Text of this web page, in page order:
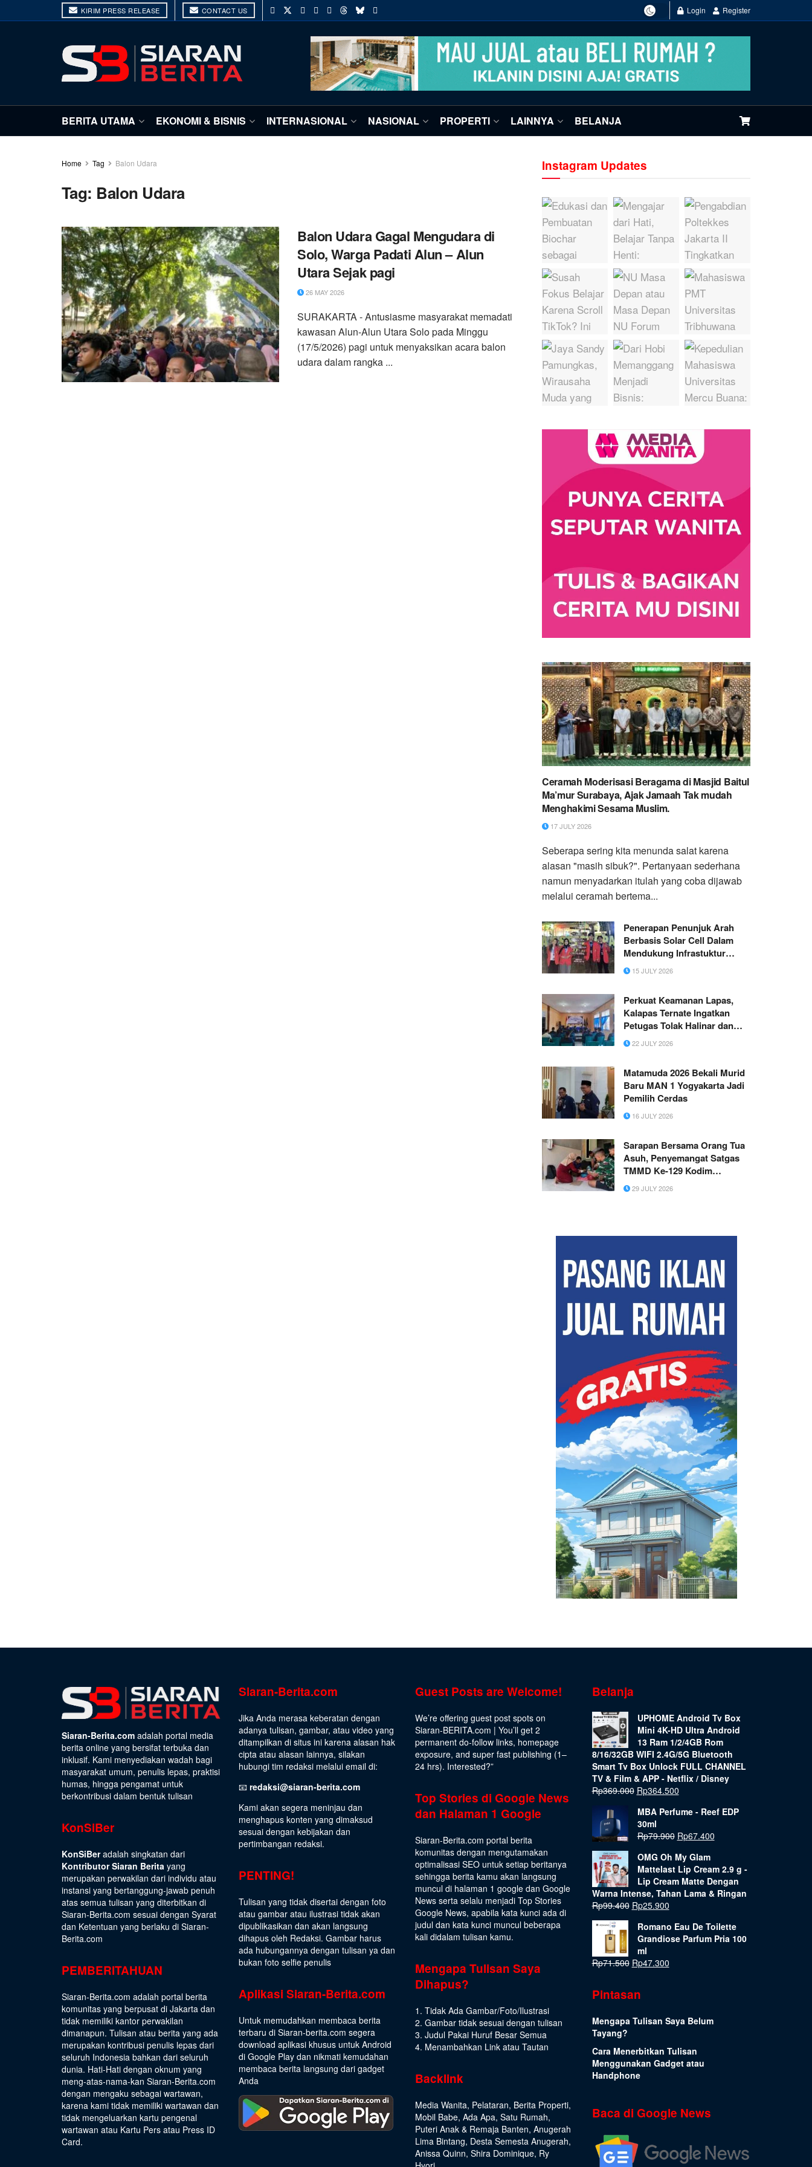
KIRIM PRESS RELEASE CONTACT US Login Register
BERITA UTAMA EKONOMI & BISNIS INTERNASIONAL NASIONAL PROPERTI LAINNYA BELANJA
Home Tag Balon Udara
Tag: Balon Udara
Balon Udara Gagal Mengudara di
Solo, Warga Padati Alun – Alun
Utara Sejak pagi
26 MAY 2026
SURAKARTA - Antusiasme masyarakat memadati
kawasan Alun-Alun Utara Solo pada Minggu
(17/5/2026) pagi untuk menyaksikan acara balon
udara dalam rangka ...
Instagram Updates
Ceramah Moderisasi Beragama di Masjid Baitul
Ma’mur Surabaya, Ajak Jamaah Tak mudah
Menghakimi Sesama Muslim.
17 JULY 2026
Seberapa sering kita menunda salat karena
alasan "masih sibuk?". Pertanyaan sederhana
namun menyadarkan itulah yang coba dijawab
melalui ceramah bertema...
Penerapan Penunjuk Arah
Berbasis Solar Cell Dalam
Mendukung Infrastuktur
Informasi Desa Asempapak,
Kecamatan Sidayu,
15 JULY 2026
Perkuat Keamanan Lapas,
Kalapas Ternate Ingatkan
Petugas Tolak Halinar dan
Jaga Profesionalisme
22 JULY 2026
Matamuda 2026 Bekali Murid
Baru MAN 1 Yogyakarta Jadi
Pemilih Cerdas
16 JULY 2026
Sarapan Bersama Orang Tua
Asuh, Penyemangat Satgas
TMMD Ke-129 Kodim
0601/Pandeglang
29 JULY 2026
Siaran-Berita.com adalah portal media
berita online yang bersifat terbuka dan
inklusif. Kami menyediakan wadah bagi
masyarakat umum, penulis lepas, praktisi
humas, hingga pengamat untuk
berkontribusi dalam bentuk tulisan
KonSiBer
KonSiBeradalah singkatan dari
Kontributor Siaran Berita yang
merupakan perwakilan dari individu atau
instansi yang bertanggung-jawab penuh
atas semua tulisan yang diterbitkan di
Siaran-Berita.com sesuai dengan Syarat
dan Ketentuan yang berlaku di Siaran-
Berita.com
PEMBERITAHUAN
Siaran-Berita.com adalah portal berita
komunitas yang berpusat di Jakarta dan
tidak memiliki kantor perwakilan
dimanapun. Tulisan atau berita yang ada
merupakan kontribusi penulis lepas dari
seluruh Indonesia bahkan dari seluruh
dunia. Hati-Hati dengan oknum yang
meng-atas-nama-kan Siaran-Berita.com
dengan mengaku sebagai wartawan,
karena kami tidak memiliki wartawan dan
tidak mengeluarkan kartu pengenal
wartawan atau Kartu Pers atau Press ID
Card.
Siaran-Berita.com
Jika Anda merasa keberatan dengan
adanya tulisan, gambar, atau video yang
ditampilkan di situs ini karena alasan hak
cipta atau alasan lainnya, silakan
hubungi tim redaksi melalui email di:
📧 redaksi@siaran-berita.com
Kami akan segera meninjau dan
menghapus konten yang dimaksud
sesuai dengan kebijakan dan
pertimbangan redaksi.
PENTING!
Tulisan yang tidak disertai dengan foto
atau gambar atau ilustrasi tidak akan
dipublikasikan dan akan langsung
dihapus oleh Redaksi. Gambar harus
ada hubungannya dengan tulisan ya dan
bukan foto selfie penulis
Aplikasi Siaran-Berita.com
Untuk memudahkan membaca berita
terbaru di Siaran-berita.com segera
download aplikasi khusus untuk Android
di Google Play dan nikmati kemudahan
membaca berita langsung dari gadget
Anda
Guest Posts are Welcome!
We’re offering guest post spots on
Siaran-BERITA.com | You’ll get 2
permanent do-follow links, homepage
exposure, and super fast publishing (1–
24 hrs). Interested?”
Top Stories di Google News
dan Halaman 1 Google
Siaran-Berita.com portal berita
komunitas dengan mengutamakan
optimalisasi SEO untuk setiap beritanya
sehingga berita kamu akan langsung
muncul di halaman 1 google dan Google
News serta selalu menjadi Top Stories
Google News, apabila kata kunci ada di
judul dan kata kunci muncul beberapa
kali didalam tulisan kamu.
Mengapa Tulisan Saya
Dihapus?
1. Tidak Ada Gambar/Foto/Ilustrasi
2. Gambar tidak sesuai dengan tulisan
3. Judul Pakai Huruf Besar Semua
4. Menambahkan Link atau Tautan
Backlink
Media Wanita, Pelataran, Berita Properti,
Mobil Babe, Ada Apa, Satu Rumah,
Puteri Anak & Remaja Banten, Anugerah
Lima Bintang, Desta Semesta Anugerah,
Anissa Quinn, Shira Dominique, Ry
Belanja
UPHOME Android Tv Box
Mini 4K-HD Ultra Android
13 Ram 1/2/4GB Rom
8/16/32GB WIFI 2.4G/5G Bluetooth
Smart Tv Box Unlock FULL CHANNEL
TV & Film & APP - Netflix / Disney
Rp369.000 Rp364.500
MBA Perfume - Reef EDP
30ml
Rp79.900 Rp67.400
OMG Oh My Glam
Mattelast Lip Cream 2.9 g -
Lip Cream Matte Dengan
Warna Intense, Tahan Lama & Ringan
Rp99.400 Rp25.900
Romano Eau De Toilette
Grandiose Parfum Pria 100
ml
Rp71.500 Rp47.300
Pintasan
Mengapa Tulisan Saya Belum
Tayang?
Cara Menerbitkan Tulisan
Menggunakan Gadget atau
Handphone
Baca di Google News